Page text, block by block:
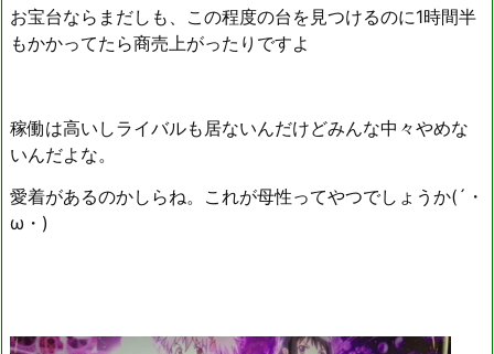
お宝台ならまだしも、この程度の台を見つけるのに1時間半
もかかってたら商売上がったりですよ
稼働は高いしライバルも居ないんだけどみんな中々やめな
いんだよな。
愛着があるのかしらね。これが母性ってやつでしょうか(´・
ω・)